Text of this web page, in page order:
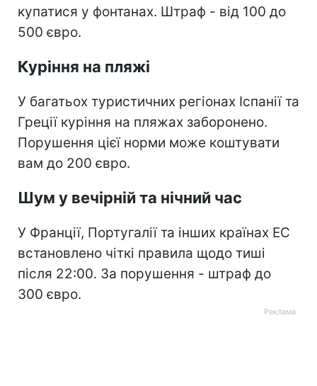
купатися у фонтанах. Штраф - від 100 до
500 євро.
Куріння на пляжі
У багатьох туристичних регіонах Іспанії та
Греції куріння на пляжах заборонено.
Порушення цієї норми може коштувати
вам до 200 євро.
Шум у вечірній та нічний час
У Франції, Португалії та інших країнах ЕС
встановлено чіткі правила щодо тиші
після 22:00. За порушення - штраф до
300 євро.